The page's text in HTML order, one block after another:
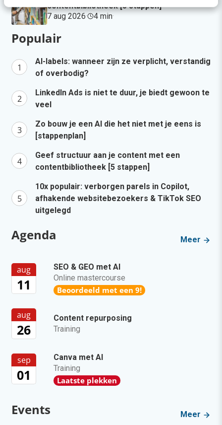
contentbibliotheek [5 stappen]
7 aug 2026· 4 min·
Populair
AI-labels: wanneer zijn ze verplicht, verstandig
of overbodig?
LinkedIn Ads is niet te duur, je biedt gewoon te
veel
Zo bouw je een AI die het niet met je eens is
[stappenplan]
Geef structuur aan je content met een
contentbibliotheek [5 stappen]
10x populair: verborgen parels in Copilot,
afhakende websitebezoekers & TikTok SEO
uitgelegd
Agenda Meer
aug
11
SEO & GEO met AI
Online mastercourse
Beoordeeld met een 9!
aug
26
Content repurposing
Training
sep
01
Canva met AI
Training
Laatste plekken
Events Meer